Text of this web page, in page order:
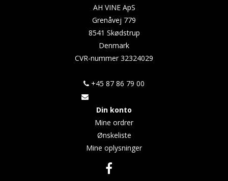
AH VINE ApS
Grenåvej 779
8541 Skødstrup
Denmark
CVR-nummer32324029
+45 87 86 79 00
Din konto
Mine ordrer
Ønskeliste
Mine oplysninger